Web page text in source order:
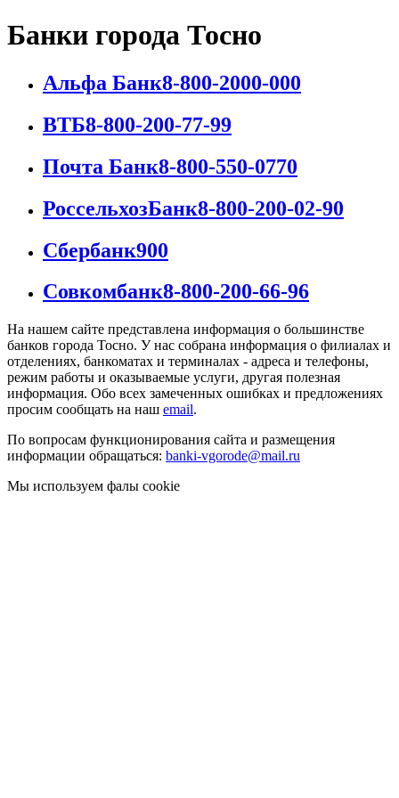
Банки города Тосно
Альфа Банк8-800-2000-000
ВТБ8-800-200-77-99
Почта Банк8-800-550-0770
РоссельхозБанк8-800-200-02-90
Сбербанк900
Совкомбанк8-800-200-66-96
На нашем сайте представлена информация о большинстве
банков города Тосно. У нас собрана информация о филиалах и
отделениях, банкоматах и терминалах - адреса и телефоны,
режим работы и оказываемые услуги, другая полезная
информация. Обо всех замеченных ошибках и предложениях
просим сообщать на наш email.
По вопросам функционирования сайта и размещения
информации обращаться: banki-vgorode@mail.ru
Мы используем фалы cookie